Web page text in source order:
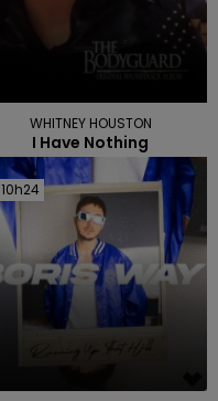
WHITNEY HOUSTON
I Have Nothing
10h24
10h24